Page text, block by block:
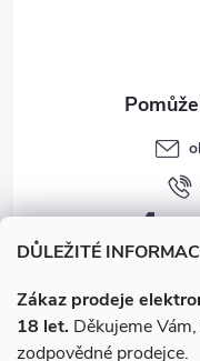
DŮLEŽITÉ
Zákaz prodeje
18 let. Děkujeme
zodpovědné prodejce.
p
i
s
u